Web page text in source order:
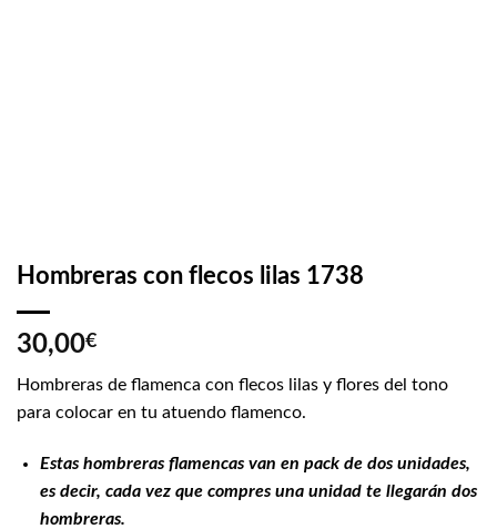
Hombreras con flecos lilas 1738
30,00€
Hombreras de flamenca con flecos lilas y flores del tono
para colocar en tu atuendo flamenco.
Estas hombreras flamencas van en pack de dos unidades,
es decir, cada vez que compres una unidad te llegarán dos
hombreras.